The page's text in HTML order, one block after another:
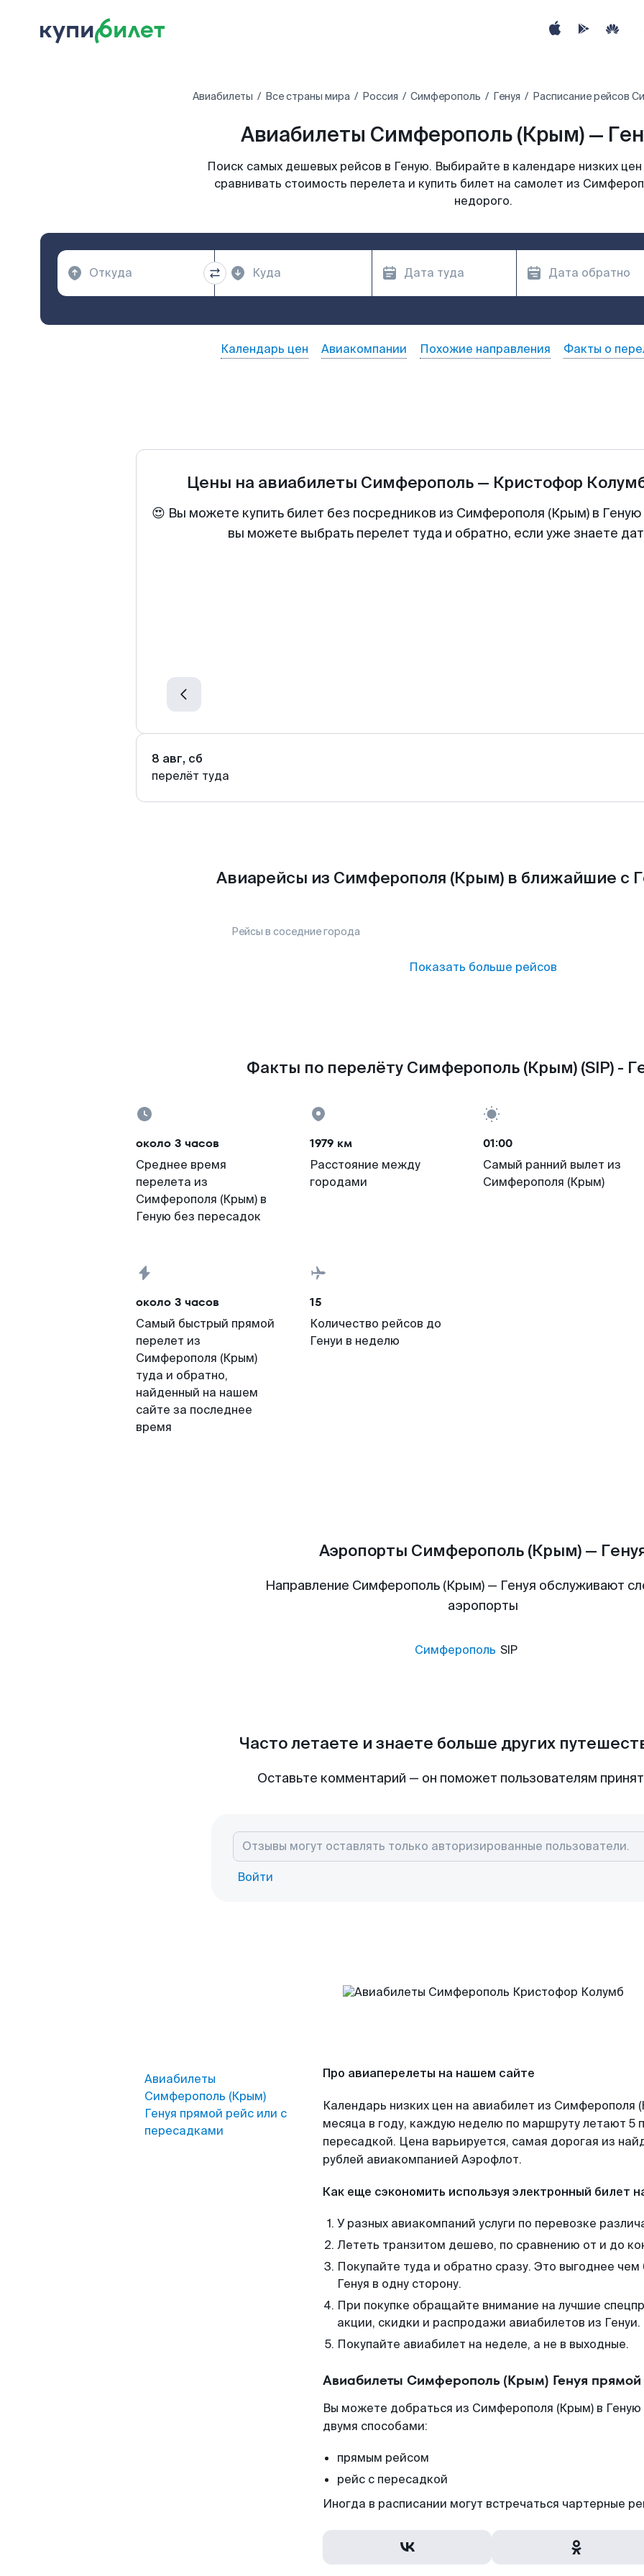
Авиабилеты Все страны мира Россия Симферополь Генуя Расписание рейсов
Авиабилеты Симферополь (Крым) —
Поиск самых дешевых рейсов в Геную. Выбирайте в календаре низких
сравнивать стоимость перелета и купить билет на самолет из
недорого.
Календарь цен Авиакомпании Похожие направления Факты о
Цены на авиабилеты Симферополь — Кристофор
😍 Вы можете купить билет без посредников из Симферополя (Крым) в
вы можете выбрать перелет туда и обратно, если уже знаете
8 авг, сб
перелёт туда
Авиарейсы из Симферополя (Крым) в ближайшие с
Рейсы в соседние города
Показать больше рейсов
Факты по перелёту Симферополь (Крым) (SIP) -
около 3 часов
Среднее время
перелета из
Симферополя (Крым) в
Геную без пересадок
1979 км
Расстояние между
городами
01:00
Самый ранний вылет из
Симферополя (Крым)
около 3 часов
Самый быстрый прямой
перелет из
Симферополя (Крым)
туда и обратно,
найденный на нашем
сайте за последнее
время
15
Количество рейсов до
Генуи в неделю
Аэропорты Симферополь (Крым) —
Направление Симферополь (Крым) — Генуя обслуживают
аэропорты
Симферополь SIP
Часто летаете и знаете больше других
Оставьте комментарий — он поможет пользователям
Войти
Авиабилеты
Симферополь (Крым)
Генуя прямой рейс или с
пересадками
Про авиаперелеты на нашем сайте
Календарь низких цен на авиабилет из Симферополя
месяца в году, каждую неделю по маршруту летают 5
пересадкой. Цена варьируется, самая дорогая из
рублей авиакомпанией Аэрофлот.
Как еще сэкономить используя электронный билет
У разных авиакомпаний услуги по перевозке
Лететь транзитом дешево, по сравнению от и до
Покупайте туда и обратно сразу. Это выгоднее
Генуя в одну сторону.
При покупке обращайте внимание на лучшие
акции, скидки и распродажи авиабилетов из Генуи.
Покупайте авиабилет на неделе, а не в выходные.
Авиабилеты Симферополь (Крым) Генуя
Вы можете добраться из Симферополя (Крым) в Геную
двумя способами:
прямым рейсом
рейс с пересадкой
Иногда в расписании могут встречаться чартерные